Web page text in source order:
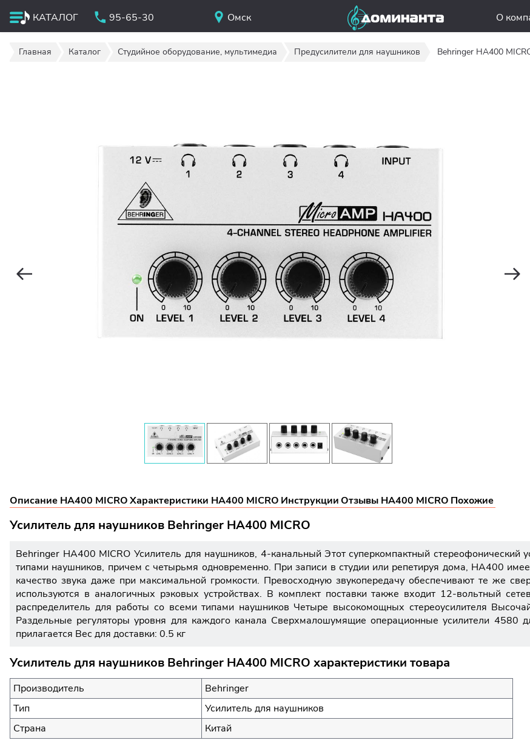
КАТАЛОГ 95-65-30 Омск О
Главная Каталог Студийное оборудование, мультимедиа Предусилители для наушников Behringer HA400
Описание HA400 MICROХарактеристики HA400 MICRO ИнструкцииОтзывы HA400 MICRO Похожие
Усилитель для наушников Behringer HA400 MICRO
Behringer HA400 MICRO Усилитель для наушников, 4-канальный Этот суперкомпактный стереофонический
типами наушников, причем с четырьмя одновременно. При записи в студии или репетируя дома, HA400
качество звука даже при максимальной громкости. Превосходную звукопередачу обеспечивают те же
используются в аналогичных рэковых устройствах. В комплект поставки также входит 12-вольтный
распределитель для работы со всеми типами наушников Четыре высокомощных стереоусилителя
Раздельные регуляторы уровня для каждого канала Сверхмалошумящие операционные усилители 4580
прилагается Вес для доставки: 0.5 кг
Усилитель для наушников Behringer HA400 MICRO характеристики товара
Производитель
Behringer
Тип
Усилитель для наушников
Страна
Китай